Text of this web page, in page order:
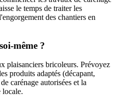
le temps de traiter les
des chantiers en
même ?
plaisanciers bricoleurs. Prévoyez
produits adaptés (décapant,
carénage autorisées et la
locale.